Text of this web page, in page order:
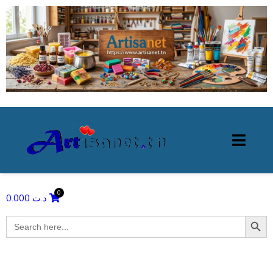
د.ت
Search
for:
Search Button